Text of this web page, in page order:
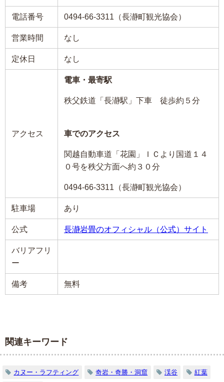
電話番号 0494-66-3311（長瀞町観光協会）
営業時間 なし
定休日 なし
アクセス
電車・最寄駅
秩父鉄道「長瀞駅」下車 徒歩約５分
車でのアクセス
関越自動車道「花園」ＩＣより国道１４
０号を秩父方面へ約３０分
0494-66-3311（長瀞町観光協会）
駐車場 あり
公式 長瀞岩畳のオフィシャル（公式）サイト
バリアフリ
ー
備考 無料
関連キーワード
カヌー・ラフティング 奇岩・奇勝・洞窟 渓谷 紅葉